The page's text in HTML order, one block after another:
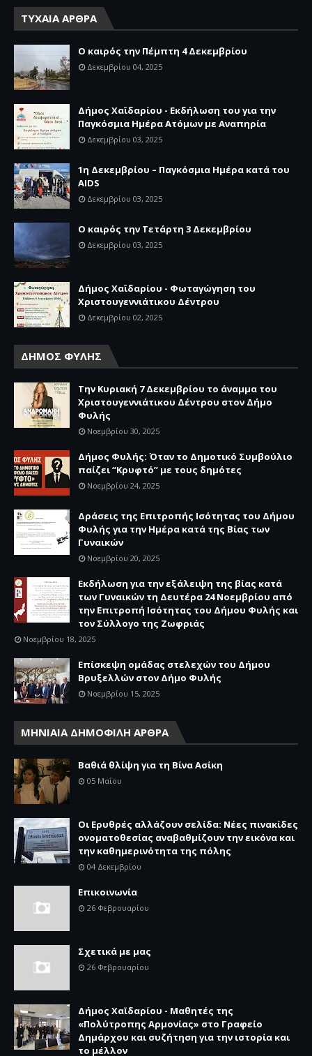
ΤΥΧΑΙΑ ΑΡΘΡΑ
Ο καιρός την Πέμπτη 4 Δεκεμβρίου
Δεκεμβρίου 04, 2025
Δήμος Χαϊδαρίου - Εκδήλωση του για την
Παγκόσμια Ημέρα Ατόμων με Αναπηρία
Δεκεμβρίου 03, 2025
1η Δεκεμβρίου – Παγκόσμια Ημέρα κατά του
AIDS
Δεκεμβρίου 03, 2025
Ο καιρός την Τετάρτη 3 Δεκεμβρίου
Δεκεμβρίου 03, 2025
Δήμος Χαϊδαρίου - Φωταγώγηση του
Χριστουγεννιάτικου Δέντρου
Δεκεμβρίου 02, 2025
ΔΗΜΟΣ ΦΥΛΗΣ
Την Κυριακή 7 Δεκεμβρίου το άναμμα του
Χριστουγεννιάτικου Δέντρου στον Δήμο
Φυλής
Νοεμβρίου 30, 2025
Δήμος Φυλής: Όταν το Δημοτικό Συμβούλιο
παίζει “Κρυφτό” με τους δημότες
Νοεμβρίου 24, 2025
Δράσεις της Επιτροπής Ισότητας του Δήμου
Φυλής για την Ημέρα κατά της Βίας των
Γυναικών
Νοεμβρίου 20, 2025
Εκδήλωση για την εξάλειψη της βίας κατά
των Γυναικών τη Δευτέρα 24 Νοεμβρίου από
την Επιτροπή Ισότητας του Δήμου Φυλής και
τον Σύλλογο της Ζωφριάς
Νοεμβρίου 18, 2025
Επίσκεψη ομάδας στελεχών του Δήμου
Βρυξελλών στον Δήμο Φυλής
Νοεμβρίου 15, 2025
ΜΗΝΙΑΙΑ ΔΗΜΟΦΙΛΗ ΑΡΘΡΑ
Βαθιά θλίψη για τη Βίνα Ασίκη
05 Μαΐου
Οι Ερυθρές αλλάζουν σελίδα: Νέες πινακίδες
ονοματοθεσίας αναβαθμίζουν την εικόνα και
την καθημερινότητα της πόλης
04 Δεκεμβρίου
Επικοινωνία
26 Φεβρουαρίου
Σχετικά με μας
26 Φεβρουαρίου
Δήμος Χαϊδαρίου - Μαθητές της
«Πολύτροπης Αρμονίας» στο Γραφείο
Δημάρχου και συζήτηση για την ιστορία και
το μέλλον